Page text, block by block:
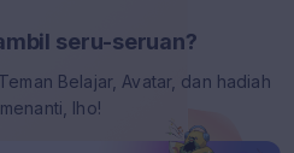
seru-seruan?
Belajar, Avatar, dan hadiah
lho!